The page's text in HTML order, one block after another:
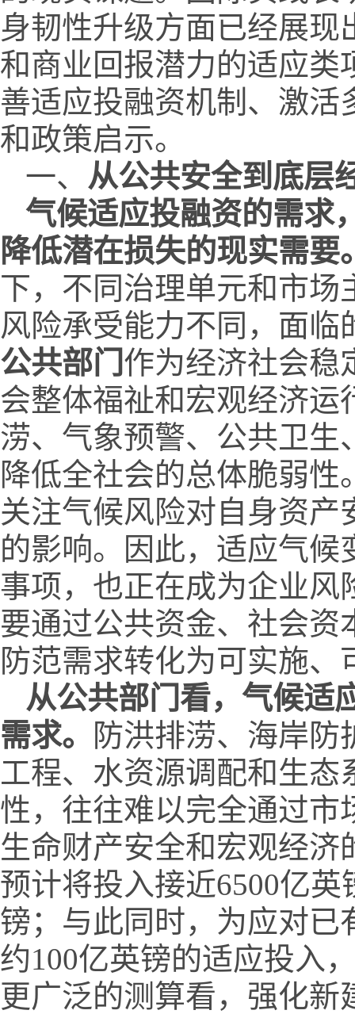
身韧性升级方面已经展
和商业回报潜力的适应类
善适应投融资机制、激
和政策启示。
一、 从公共安全到底层
气候适应投融资的需求
降低潜在损失的现实需要
下，不同治理单元和市
风险承受能力不同，面
公共部门作为经济社会稳
会整体福祉和宏观经济
涝、气象预警、公共卫
降低全社会的总体脆弱性
关注气候风险对自身资
的影响。因此，适应气
事项，也正在成为企业
要通过公共资金、社会
防范需求转化为可实施
从公共部门看，气候适
需求。
防洪排涝、海岸
工程、水资源调配和生
性，往往难以完全通过市
生命财产安全和宏观经济
预计将投入接近6500亿
镑；与此同时，为应对已
约100亿英镑的适应投入
更广泛的测算看，强化